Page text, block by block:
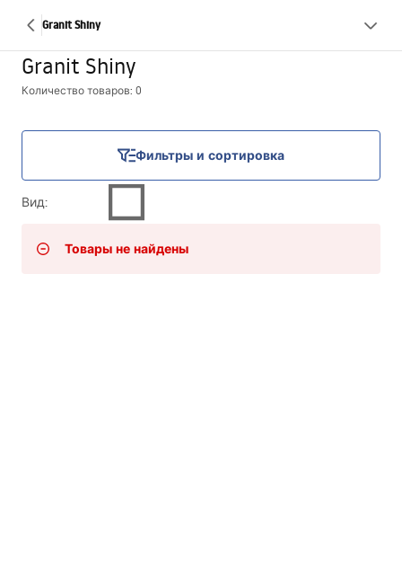
Granit Shiny
Granit Shiny
Количество товаров: 0
Фильтры и сортировка
Вид:
Товары не найдены